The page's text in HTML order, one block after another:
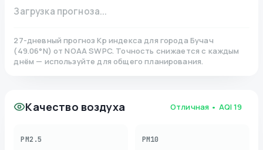
Загрузка прогноза...
27-дневный прогноз Kp индекса для города Бучач
(49.06°N)от NOAA SWPC. Точность снижается с каждым
днём — используйте для общего планирования.
Качество воздуха Отличная • AQI19
PM2.5 PM10